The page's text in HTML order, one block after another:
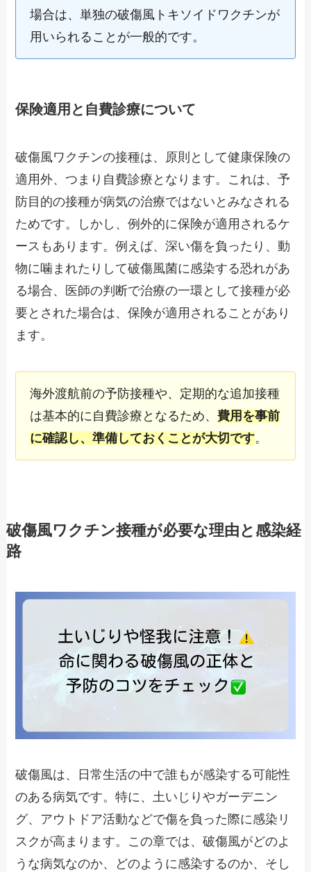
場合は、単独の破傷風トキソイドワクチンが
用いられることが一般的です。
保険適用と自費診療について
破傷風ワクチンの接種は、原則として健康保険の
適用外、つまり自費診療となります。これは、予
防目的の接種が病気の治療ではないとみなされる
ためです。しかし、例外的に保険が適用されるケ
ースもあります。例えば、深い傷を負ったり、動
物に噛まれたりして破傷風菌に感染する恐れがあ
る場合、医師の判断で治療の一環として接種が必
要とされた場合は、保険が適用されることがあり
ます。
海外渡航前の予防接種や、定期的な追加接種
は基本的に自費診療となるため、費用を事前
に確認し、準備しておくことが大切です。
破傷風ワクチン接種が必要な理由と感染経
路
破傷風は、日常生活の中で誰もが感染する可能性
のある病気です。特に、土いじりやガーデニン
グ、アウトドア活動などで傷を負った際に感染リ
スクが高まります。この章では、破傷風がどのよ
うな病気なのか、どのように感染するのか、そし